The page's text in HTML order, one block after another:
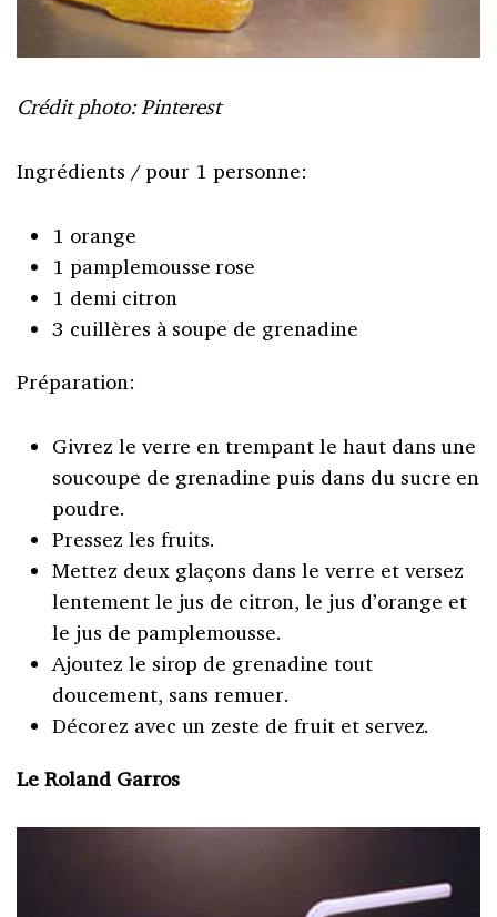
Crédit photo: Pinterest
Ingrédients / pour 1 personne:
1 orange
1 pamplemousse rose
1 demi citron
3 cuillères à soupe de grenadine
Préparation:
Givrez le verre en trempant le haut dans une
soucoupe de grenadine puis dans du sucre en
poudre.
Pressez les fruits.
Mettez deux glaçons dans le verre et versez
lentement le jus de citron, le jus d’orange et
le jus de pamplemousse.
Ajoutez le sirop de grenadine tout
doucement, sans remuer.
Décorez avec un zeste de fruit et servez.
Le Roland Garros